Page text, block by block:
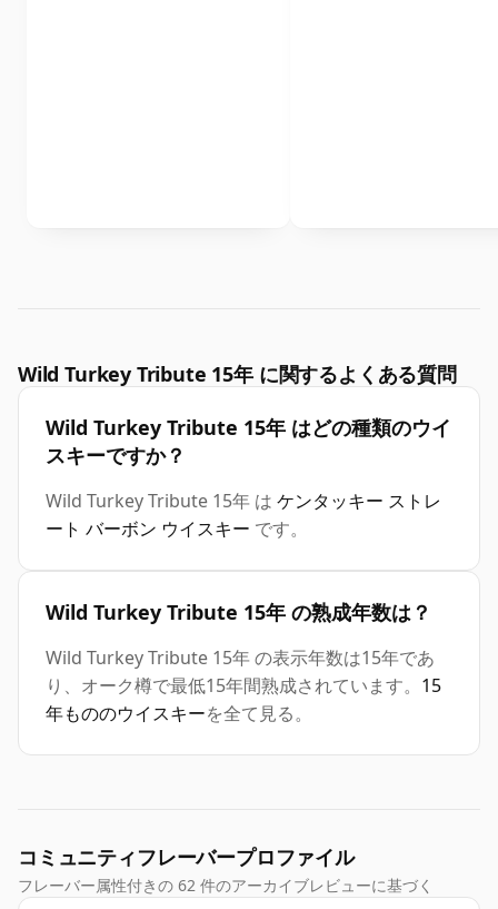
Wild Turkey Tribute 15年 に関するよくある質問
Wild Turkey Tribute 15年 はどの種類のウイ
スキーですか？
Wild Turkey Tribute 15年 は ケンタッキー ストレ
ート バーボン ウイスキー です。
Wild Turkey Tribute 15年 の熟成年数は？
Wild Turkey Tribute 15年 の表示年数は15年であ
り、オーク樽で最低15年間熟成されています。 15
年もののウイスキーを全て見る。
コミュニティフレーバープロファイル
フレーバー属性付きの 62 件のアーカイブレビューに基づく